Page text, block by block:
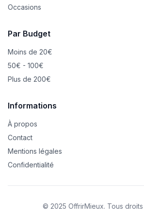
Occasions
Par Budget
Moins de 20€
50€ - 100€
Plus de 200€
Informations
À propos
Contact
Mentions légales
Confidentialité
© 2025 OffrirMieux. Tous